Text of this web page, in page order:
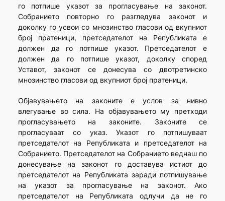
го потпише указот за прогласување на законот.
Собранието повторно го разгледува законот и
доколку го усвои со мнозинство гласови од вкупниот
број пратеници, претседателот на Републиката е
должен да го потпише указот. Претседателот е
должен да го потпише указот, доколку според
Уставот, законот се донесува со двотретинско
мнозинство гласови од вкупниот број пратеници.
Објавувањето на законите е услов за нивно
влегување во сила. На објавувањето му претходи
прогласувањето на законите. Законите се
прогласуваат со указ. Указот го потпишуваат
претседателот на Републиката и претседателот на
Собранието. Претседателот на Собранието веднаш по
донесување на законот го доставува истиот до
претседателот на Републиката заради потпишување
на указот за прогласување на законот. Ако
претседателот на Републиката одлучи да не го